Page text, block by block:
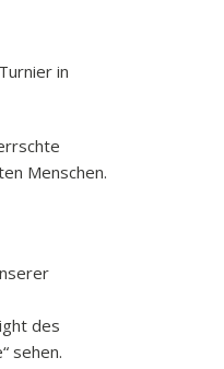
in
Menschen.
des
sehen.